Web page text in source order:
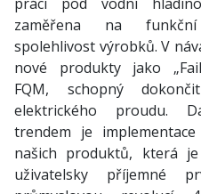
zaměřena na
spolehlivost výrobků. V
nové produkty jako
FQM, schopný
elektrického proudu.
trendem je
našich produktů, která
uživatelsky příjemné